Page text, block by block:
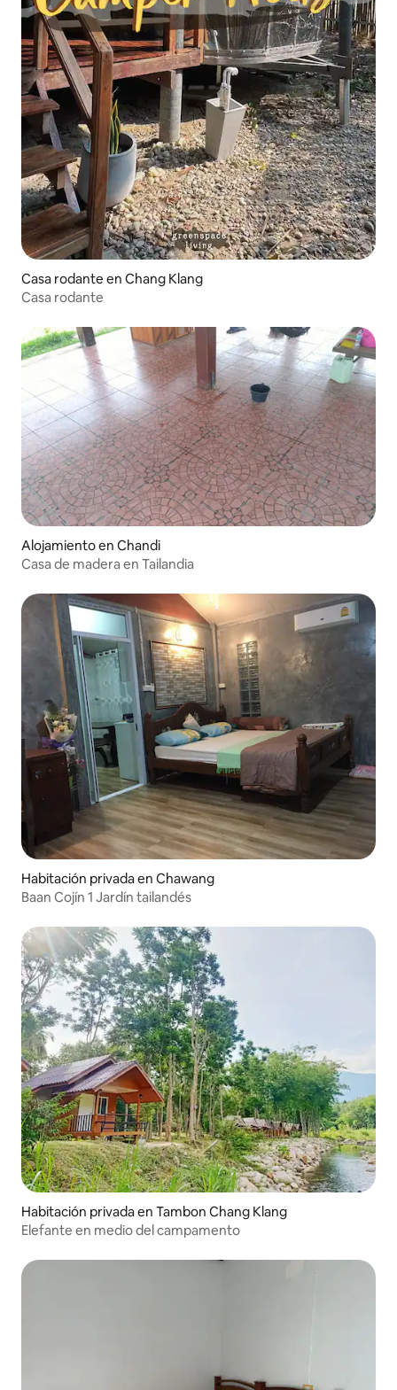
Casa rodante en Chang Klang
Casa rodante
Alojamiento en Chandi
Casa de madera en Tailandia
Habitación privada en Chawang
Baan Cojín 1 Jardín tailandés
Habitación privada en Tambon Chang Klang
Elefante en medio del campamento